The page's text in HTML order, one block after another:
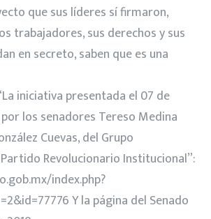
que sus líderes sí firmaron,
trabajadores, sus derechos y sus
en secreto, saben que es una
iniciativa presentada el 07 de
los senadores Tereso Medina
Cuevas, del Grupo
Revolucionario Institucional”:
index.php?
Y la página del Senado